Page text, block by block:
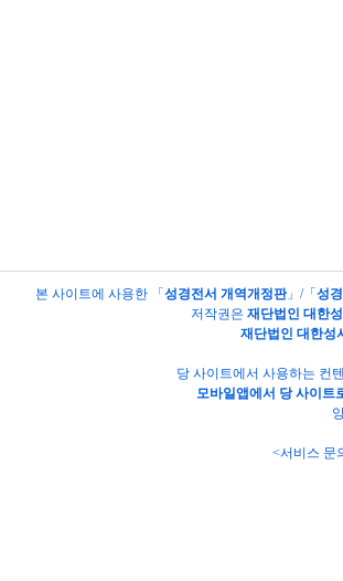
본 사이트에 사용한 「 성경전서 개역개정판」/「 성
저작권은 재단법인 대한
재단법인 대한성
당 사이트에서 사용하는 컨
모바일앱에서 당 사이트
<서비스 문